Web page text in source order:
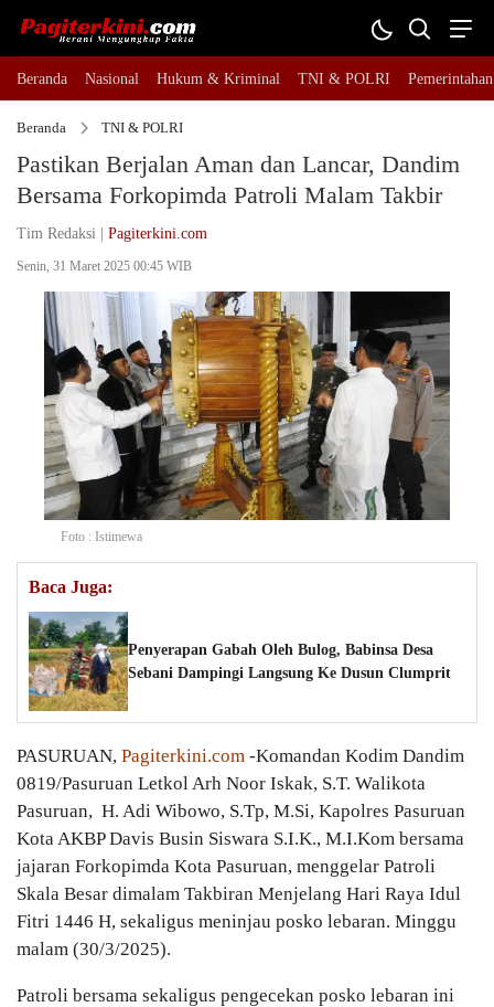
Beranda Nasional Hukum & Kriminal TNI & POLRI Pemerintahan
Beranda TNI & POLRI
Pastikan Berjalan Aman dan Lancar, Dandim
Bersama Forkopimda Patroli Malam Takbir
Tim Redaksi | Pagiterkini.com
Senin, 31 Maret 2025 00:45 WIB
Foto : Istimewa
Baca Juga:
Penyerapan Gabah Oleh Bulog, Babinsa Desa
Sebani Dampingi Langsung Ke Dusun Clumprit
PASURUAN, Pagiterkini.com -Komandan Kodim Dandim
0819/Pasuruan Letkol Arh Noor Iskak, S.T. Walikota
Pasuruan, H. Adi Wibowo, S.Tp, M.Si, Kapolres Pasuruan
Kota AKBP Davis Busin Siswara S.I.K., M.I.Kom bersama
jajaran Forkopimda Kota Pasuruan, menggelar Patroli
Skala Besar dimalam Takbiran Menjelang Hari Raya Idul
Fitri 1446 H, sekaligus meninjau posko lebaran. Minggu
malam (30/3/2025).
Patroli bersama sekaligus pengecekan posko lebaran ini